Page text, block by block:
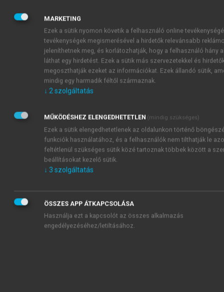
II.4. ábra. Az illetékes hatóság honlapja 2023.
augusztusban
MARKETING
Ezek a sütik nyomon követik a felhasználó online
tevékenységek megismerésével a hirdetők relevánsabb
jeleníthetnek meg, és korlátozhatják, hogy a felhasználó hány
láthat egy hirdetést. Ezek a sütik más szervezetekkel és
megoszthatják ezeket az információkat. Ezek állandó sütik,
mindig egy harmadik féltől származnak.
↓ 2 szolgáltatás
MŰKÖDÉSHEZ ELENGEDHETETLEN (mindig szükséges)
Ezek a sütik elengedhetetlenek az oldalunkon történő
funkciók használatához, és a felhasználók nem tilthatják le
feltétlenül szükséges sütik közé tartoznak többek között a
beállításokat kezelő sütik.
↓ 3 szolgáltatás
ÖSSZES APP ÁTKAPCSOLÁSA
Használja ezt a kapcsolót az összes alkalmazás
engedélyezéséhez/letiltásához.